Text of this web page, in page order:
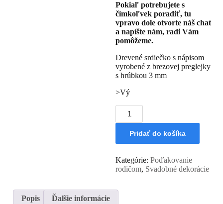
Pokiaľ potrebujete s
čímkoľvek poradiť, tu
vpravo dole otvorte náš chat
a napíšte nám, radi Vám
pomôžeme.
Drevené srdiečko s nápisom
vyrobené z brezovej preglejky
s hrúbkou 3 mm
>Vý
množstvo
Drevené
srdiečko
poďakovanie
.
Pridať do košíka
Kategórie:Poďakovanie
rodičom, Svadobné dekorácie
Popis Ďalšie informácie